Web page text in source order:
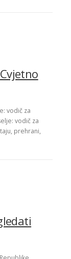
vodič za
vodič za
prehrani,